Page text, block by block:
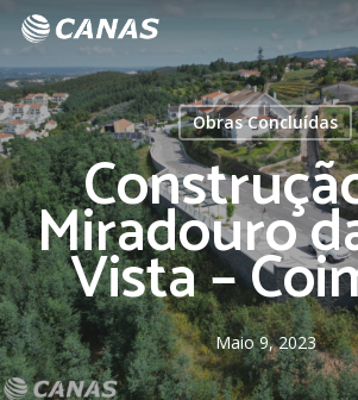
Skip
to
main
content
Obras Concluídas
Miradouro
Vista –
Maio 9, 2023